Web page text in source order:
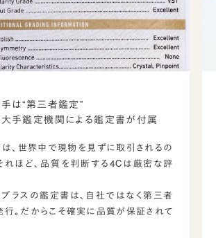
は“第三者鑑定”
手鑑定機関による鑑定書が付属
は、世界中で現物を見ずに取引されるの
れほど、品質を判断する4Cは厳密な評
プラスの鑑定書は、自社ではなく第三者
行。だからこそ確実に品質が保証されて